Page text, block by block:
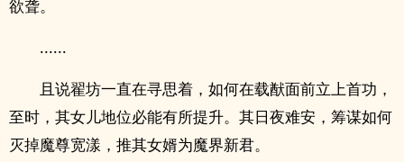
欲聋。
......
且说翟坊一直在寻思着，如何在载猷面前立上首功，
至时，其女儿地位必能有所提升。其日夜难安，筹谋如何
灭掉魔尊宽漾，推其女婿为魔界新君。